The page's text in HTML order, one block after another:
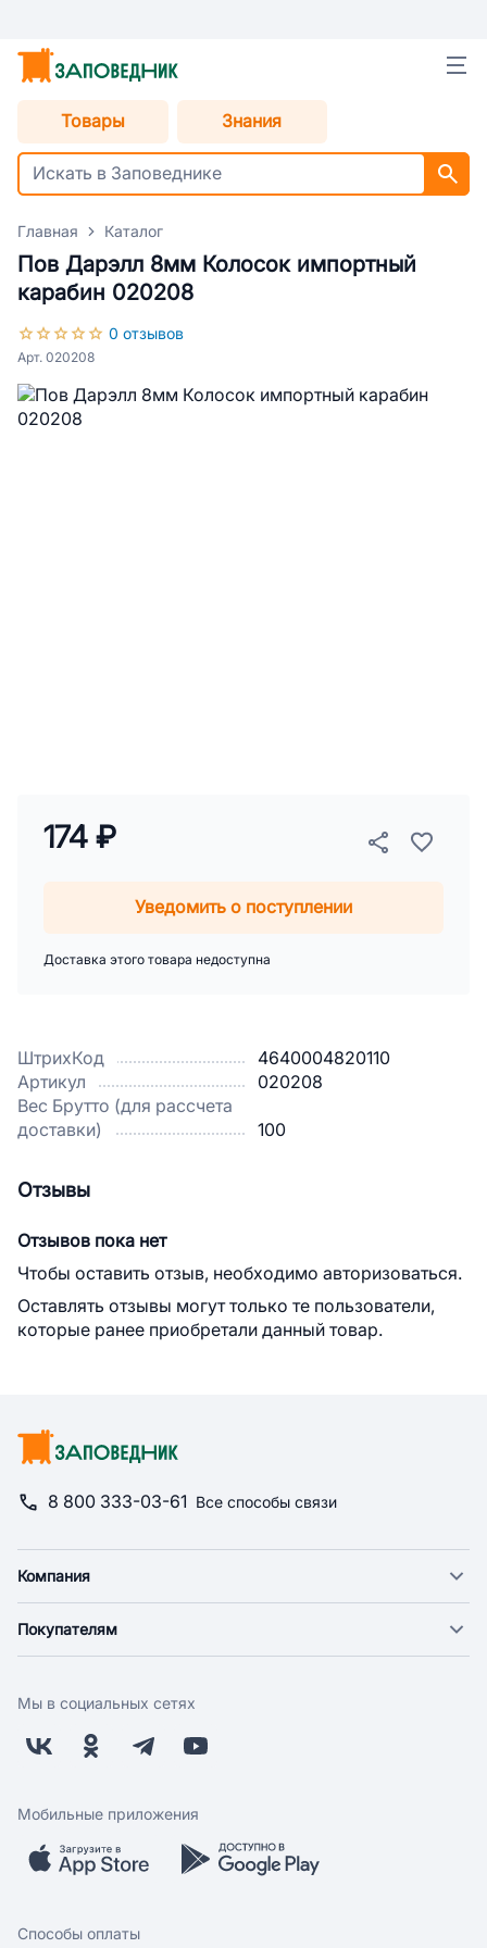
Товары Знания
Главная Каталог
Пов Дарэлл 8мм Колосок импортный
карабин 020208
0 отзывов
Арт. 020208
ШтрихКод
4640004820110
Артикул
020208
Вес Брутто (для рассчета
доставки)
100
174 ₽
Уведомить о поступлении
Доставка этого товара недоступна
Отзывы
Отзывов пока нет
Чтобы оставить отзыв, необходимо авторизоваться.
Оставлять отзывы могут только те пользователи,
которые ранее приобретали данный товар.
8 800 333-03-61 Все способы связи
Компания
Новости
Поставщикам
Заводчикам
Обратная связь
Покупателям
Оплата
Бонусная программа
Скидки и акции
Мобильное приложение
Мы в социальных сетях
Мобильные приложения
Способы оплаты